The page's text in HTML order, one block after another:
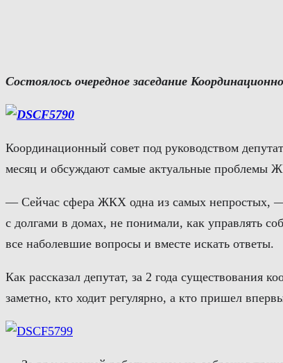
Состоялось очередное заседание
Координационный совет под руководством
месяц и обсуждают самые актуальные проблемы
— Сейчас сфера ЖКХ одна из самых непростых, —
с долгами в домах, не понимали, как управлять
все наболевшие вопросы и вместе искать ответы.
Как рассказал депутат, за 2 года существования
заметно, кто ходит регулярно, а кто пришел